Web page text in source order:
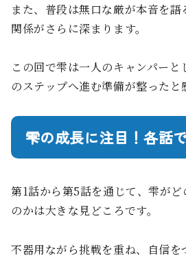
また、普段は無口な厳が本音を
関係がさらに深まります。
この回で雫は一人のキャンパー
のステップへ進む準備が整ったと
雫の成長に注目！各話
第1話から第5話を通じて、雫がど
のかは大きな見どころです。
不器用ながら挑戦を重ね、自信